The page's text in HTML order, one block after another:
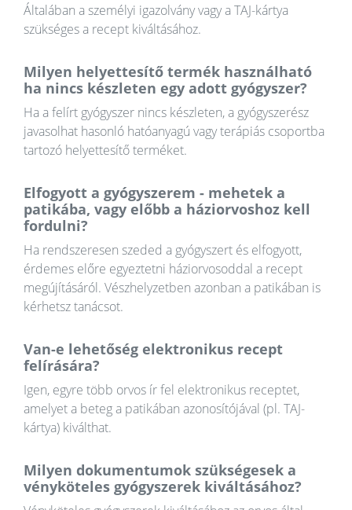
Általában a személyi igazolvány vagy a TAJ-kártya
szükséges a recept kiváltásához.
Milyen helyettesítő termék használható
ha nincs készleten egy adott gyógyszer?
Ha a felírt gyógyszer nincs készleten, a gyógyszerész
javasolhat hasonló hatóanyagú vagy terápiás csoportba
tartozó helyettesítő terméket.
Elfogyott a gyógyszerem - mehetek a
patikába, vagy előbb a háziorvoshoz kell
fordulni?
Ha rendszeresen szeded a gyógyszert és elfogyott,
érdemes előre egyeztetni háziorvosoddal a recept
megújításáról. Vészhelyzetben azonban a patikában is
kérhetsz tanácsot.
Van-e lehetőség elektronikus recept
felírására?
Igen, egyre több orvos ír fel elektronikus receptet,
amelyet a beteg a patikában azonosítójával (pl. TAJ-
kártya) kiválthat.
Milyen dokumentumok szükségesek a
vényköteles gyógyszerek kiváltásához?